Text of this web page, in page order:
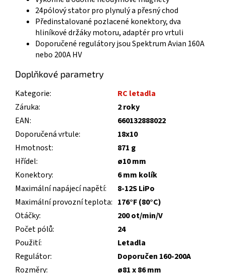
24pólový stator pro plynulý a přesný chod
Předinstalované pozlacené konektory, dva
hliníkové držáky motoru, adaptér pro vrtuli
Doporučené regulátory jsou Spektrum Avian 160A
nebo 200A HV
Doplňkové parametry
Kategorie:
RC letadla
Záruka:
2 roky
EAN:
660132888022
Doporučená vrtule:
18x10
Hmotnost:
871 g
Hřídel:
ø10 mm
Konektory:
6 mm kolík
Maximální napájecí napětí:
8-12S LiPo
Maximální provozní teplota: 176°F (80°C)
Otáčky:
200 ot/min/V
Počet pólů:
24
Použití:
Letadla
Regulátor:
Doporučen 160-200A
Rozměry:
ø81 x 86 mm